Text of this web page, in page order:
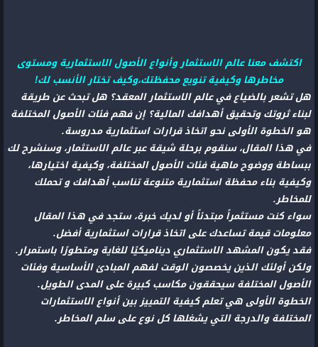
اكتشف معنا عالم الاستثمار وأنواع الأصول الاستثمارية ومستوى
مخاطرها وكيفية تنويع محفظتك،وكيف تختار الأنسب لك!
هل تشعر بالضياع في عالم الاستثمار المعقد؟ هل تبحث عن طريقة
لبناء ثروتك وتحقيق أهدافك المالية؟ إن فهم فئات الأصول المختلفة
هو الخطوة الأولى نحو اتخاذ قرارات استثمارية مدروسة.
في هذا المقال، سنقوم برحلة شيقة عبر عالم الاستثمار، وسنشرح لك
ببساطة ووضوح ماهية فئات الأصول المختلفة، وكيفية اختيارها،
وكيفية بناء محفظة استثمارية متنوعة تناسب أهدافك و تحملك
للمخاطر.
سواء كنت مستثمراً مبتدئاً أو لديك خبرة، ستجد في هذا المقال
معلومات قيمة تساعدك على اتخاذ قرارات استثمارية أفضل.
فقد يكون المشهد الاستثماري ديناميكيًا للغاية ومتطورًا باستمرار.
ولكن أولئك الذين يخصصون الوقت لفهم المبادئ الأساسية وفئات
الأصول المختلفة سيحققون مكاسب كبيرة على المدى الطويل.
الخطوة الأولى هي تعلم كيفية التمييز بين أنواع الاستثمارات
المختلفة والدرجة التي يشغلها كل نوع على سلم المخاطر.